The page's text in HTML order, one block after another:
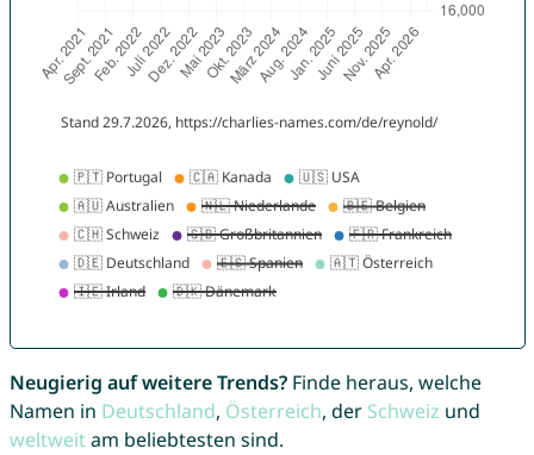
Neugierig auf weitere Trends?Finde heraus, welche
Namen in Deutschland, Österreich, der Schweiz und
weltweitam beliebtesten sind.